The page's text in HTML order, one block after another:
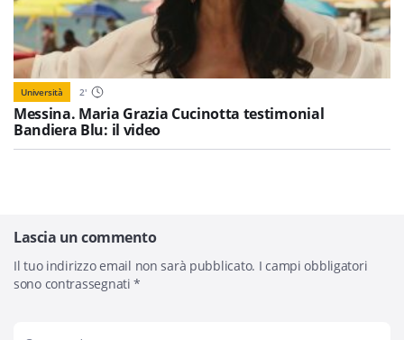
Università 2'
Messina. Maria Grazia Cucinotta testimonial
Bandiera Blu: il video
Lascia un commento
Il tuo indirizzo email non sarà pubblicato. I campi obbligatori
sono contrassegnati*